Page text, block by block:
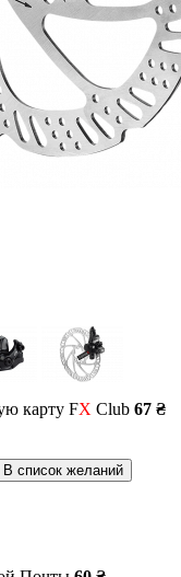
карту FX Club 67 ₴
В список желаний